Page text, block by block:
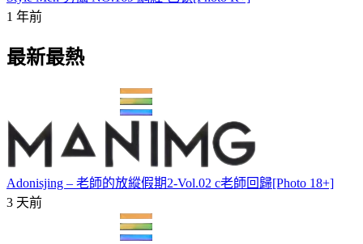
1 年前
最新最熱
Adonisjing – 老師的放縱假期2-Vol.02 c老師回歸[Photo 18+]
3 天前